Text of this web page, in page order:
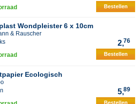
Bestellen
Wondpleister 6 x 10cm
& Rauscher
2,76
Bestellen
Ecologisch
5,89
Bestellen